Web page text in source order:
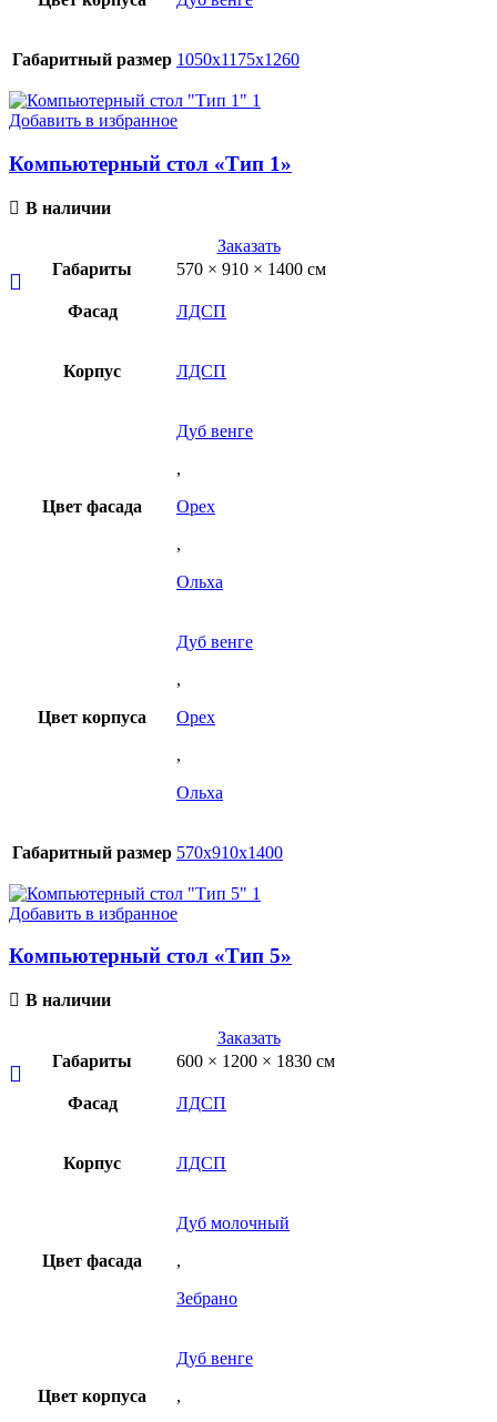
Габаритный размер 1050х1175х1260
Добавить в избранное
Компьютерный стол «Тип 1»
В наличии
Заказать
Габариты
570 × 910 × 1400 см
Фасад ЛДСП
Корпус ЛДСП
Цвет фасада
Дуб венге
,
Орех
,
Ольха
Цвет корпуса
Дуб венге
,
Орех
,
Ольха
Габаритный размер 570х910х1400
Добавить в избранное
Компьютерный стол «Тип 5»
В наличии
Заказать
Габариты
600 × 1200 × 1830 см
Фасад ЛДСП
Корпус ЛДСП
Цвет фасада
Дуб молочный
,
Зебрано
Цвет корпуса
Дуб венге
,